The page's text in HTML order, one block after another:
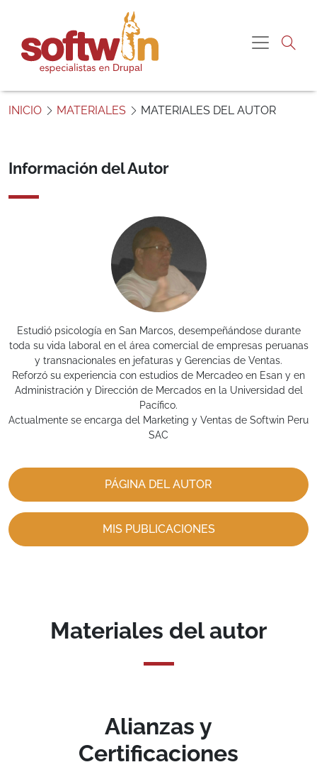
f
i
P
INICIO MATERIALES MATERIALES DEL AUTOR
Información del Autor
Estudió psicología en San Marcos, desempeñándose durante
toda su vida laboral en el área comercial de empresas peruanas
y transnacionales en jefaturas y Gerencias de Ventas.
Reforzó su experiencia con estudios de Mercadeo en Esan y en
Administración y Dirección de Mercados en la Universidad del
Pacífico.
Actualmente se encarga del Marketing y Ventas de Softwin Peru
SAC
PÁGINA DEL AUTOR
MIS PUBLICACIONES
Materiales del autor
Alianzas y
Certificaciones